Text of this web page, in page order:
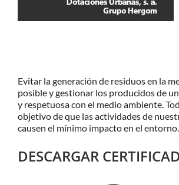
Evitar la generación de residuos en la
posible y gestionar los producidos de
y respetuosa con el medio ambiente.
objetivo de que las actividades de
causen el mínimo impacto en el entorno.
DESCARGAR